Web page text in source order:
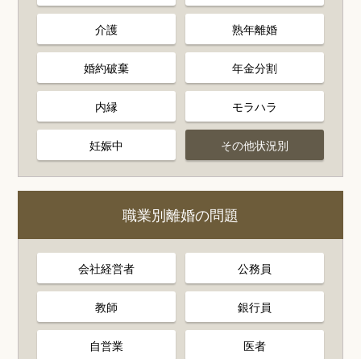
介護 熟年離婚
婚約破棄 年金分割
内縁 モラハラ
妊娠中 その他状況別
職業別離婚の問題
会社経営者 公務員
教師 銀行員
自営業 医者